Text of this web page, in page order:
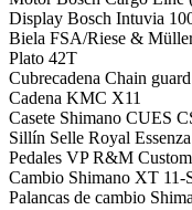
Display Bosch Intuvia
Biela FSA/Riese &
Plato 42T
Cubrecadena Chain guard
Cadena KMC X11
Casete Shimano CUES
Sillín Selle Royal
Pedales VP R&M Custom
Cambio Shimano XT 11-
Palancas de cambio